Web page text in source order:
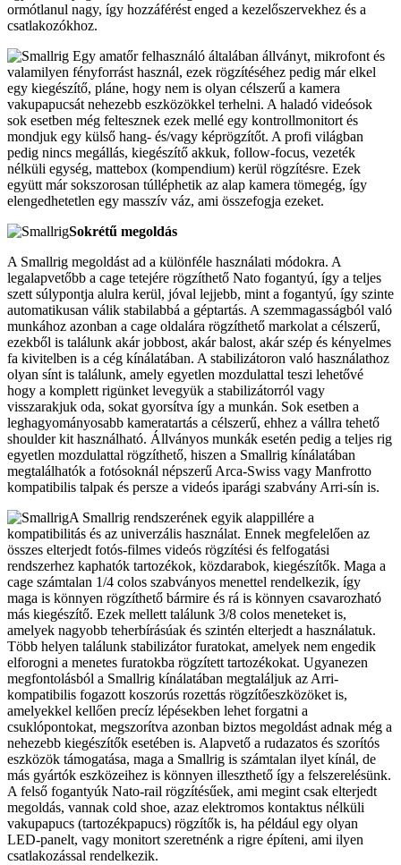
ormótlanul nagy, így hozzáférést enged a kezelőszervekhez és a
csatlakozókhoz.
Egy amatőr felhasználó általában állványt, mikrofont és
valamilyen fényforrást használ, ezek rögzítéséhez pedig már elkel
egy kiegészítő, pláne, hogy nem is olyan célszerű a kamera
vakupapucsát nehezebb eszközökkel terhelni. A haladó videósok
sok esetben még feltesznek ezek mellé egy kontrollmonitort és
mondjuk egy külső hang- és/vagy képrögzítőt. A profi világban
pedig nincs megállás, kiegészítő akkuk, follow-focus, vezeték
nélküli egység, mattebox (kompendium) kerül rögzítésre. Ezek
együtt már sokszorosan túlléphetik az alap kamera tömegég, így
elengedhetetlen egy masszív váz, ami összefogja ezeket.
Sokrétű megoldás
A Smallrig megoldást ad a különféle használati módokra. A
legalapvetőbb a cage tetejére rögzíthető Nato fogantyú, így a teljes
szett súlypontja alulra kerül, jóval lejjebb, mint a fogantyú, így szinte
automatikusan válik stabilabbá a géptartás. A szemmagasságból való
munkához azonban a cage oldalára rögzíthető markolat a célszerű,
ezekből is találunk akár jobbost, akár balost, akár szép és kényelmes
fa kivitelben is a cég kínálatában. A stabilizátoron való használathoz
olyan sínt is találunk, amely egyetlen mozdulattal teszi lehetővé
hogy a komplett rigünket levegyük a stabilizátorról vagy
visszarakjuk oda, sokat gyorsítva így a munkán. Sok esetben a
leghagyományosabb kameratartás a célszerű, ehhez a vállra tehető
shoulder kit használható. Állványos munkák esetén pedig a teljes rig
egyetlen mozdulattal rögzíthető, hiszen a Smallrig kínálatában
megtalálhatók a fotósoknál népszerű Arca-Swiss vagy Manfrotto
kompatibilis talpak és persze a videós iparági szabvány Arri-sín is.
A Smallrig rendszerének egyik alappillére a
kompatibilitás és az univerzális használat. Ennek megfelelően az
összes elterjedt fotós-filmes videós rögzítési és felfogatási
rendszerhez kaphatók tartozékok, közdarabok, kiegészítők. Maga a
cage számtalan 1/4 colos szabványos menettel rendelkezik, így
maga is könnyen rögzíthető bármire és rá is könnyen csavarozható
más kiegészítő. Ezek mellett találunk 3/8 colos meneteket is,
amelyek nagyobb teherbírásúak és szintén elterjedt a használatuk.
Több helyen találunk stabilizátor furatokat, amelyek nem engedik
elforogni a menetes furatokba rögzített tartozékokat. Ugyanezen
megfontolásból a Smallrig kínálatában megtaláljuk az Arri-
kompatibilis fogazott koszorús rozettás rögzítőeszközöket is,
amelyekkel kellően precíz lépésekben lehet forgatni a
csuklópontokat, megszorítva azonban biztos megoldást adnak még a
nehezebb kiegészítők esetében is. Alapvető a rudazatos és szorítós
eszközök támogatása, maga a Smallrig is számtalan ilyet kínál, de
más gyártók eszközeihez is könnyen illeszthető így a felszerelésünk.
A felső fogantyúk Nato-rail rögzítésűek, ami megint csak elterjedt
megoldás, vannak cold shoe, azaz elektromos kontaktus nélküli
vakupapucs (tartozékpapucs) rögzítők is, ha például egy olyan
LED-panelt, vagy monitort szeretnénk a rigre építeni, ami ilyen
csatlakozással rendelkezik.